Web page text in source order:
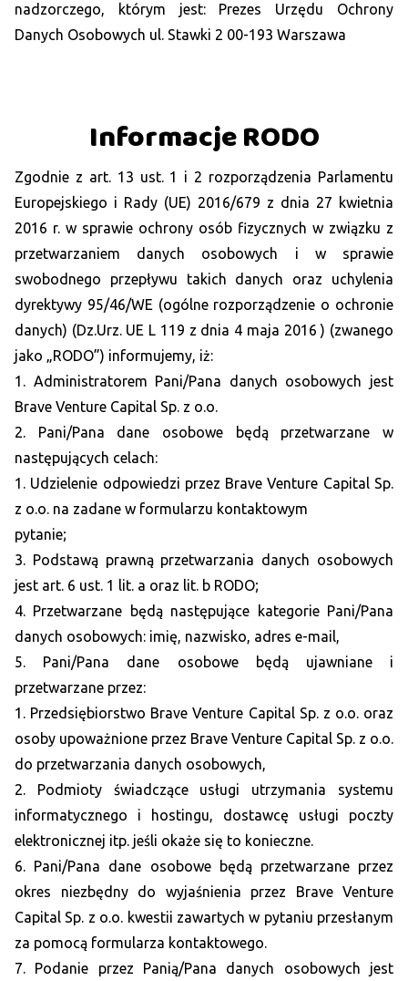
nadzorczego, którym jest: Prezes Urzędu Ochrony
Danych Osobowych ul. Stawki 2 00-193 Warszawa
Informacje RODO
Zgodnie z art. 13 ust. 1 i 2 rozporządzenia Parlamentu
Europejskiego i Rady (UE) 2016/679 z dnia 27 kwietnia
2016 r. w sprawie ochrony osób fizycznych w związku z
przetwarzaniem danych osobowych i w sprawie
swobodnego przepływu takich danych oraz uchylenia
dyrektywy 95/46/WE (ogólne rozporządzenie o ochronie
danych) (Dz.Urz. UE L 119 z dnia 4 maja 2016 ) (zwanego
jako „RODO”) informujemy, iż:
1. Administratorem Pani/Pana danych osobowych jest
Brave Venture Capital Sp. z o.o.
2. Pani/Pana dane osobowe będą przetwarzane w
następujących celach:
1. Udzielenie odpowiedzi przez Brave Venture Capital Sp.
z o.o. na zadane w formularzu kontaktowym
pytanie;
3. Podstawą prawną przetwarzania danych osobowych
jest art. 6 ust. 1 lit. a oraz lit. b RODO;
4. Przetwarzane będą następujące kategorie Pani/Pana
danych osobowych: imię, nazwisko, adres e-mail,
5. Pani/Pana dane osobowe będą ujawniane i
przetwarzane przez:
1. Przedsiębiorstwo Brave Venture Capital Sp. z o.o. oraz
osoby upoważnione przez Brave Venture Capital Sp. z o.o.
do przetwarzania danych osobowych,
2. Podmioty świadczące usługi utrzymania systemu
informatycznego i hostingu, dostawcę usługi poczty
elektronicznej itp. jeśli okaże się to konieczne.
6. Pani/Pana dane osobowe będą przetwarzane przez
okres niezbędny do wyjaśnienia przez Brave Venture
Capital Sp. z o.o. kwestii zawartych w pytaniu przesłanym
za pomocą formularza kontaktowego.
7. Podanie przez Panią/Pana danych osobowych jest